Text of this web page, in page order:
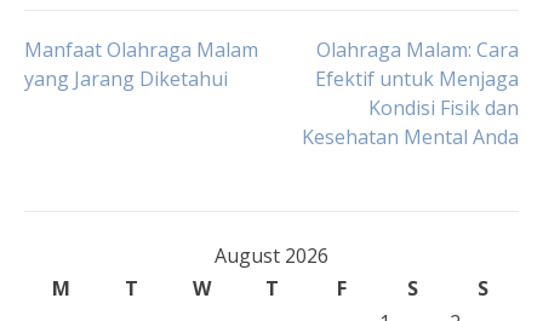
Post
Manfaat Olahraga Malam
yang Jarang Diketahui
Olahraga Malam: Cara
Efektif untuk Menjaga
Kondisi Fisik dan
Kesehatan Mental Anda
August 2026
M
T W T F S
S